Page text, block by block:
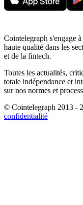
Cointelegraph s'engage
haute qualité dans les
et de la fintech.
Toutes les actualités,
totale indépendance et
sur nos normes et
© Cointelegraph 2013 -
confidentialité